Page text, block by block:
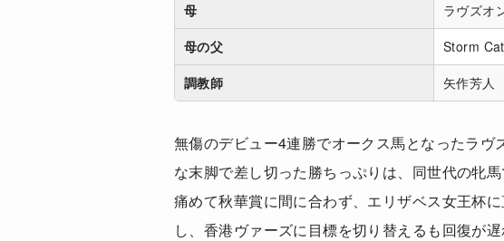
母
ラヴズオ
母の父
Storm Cat
調教師
矢作芳人
無傷のデビュー4連勝でオークス馬となったラ
な末脚で差し切った勝ちっぷりは、同世代の牝
痛めて秋華賞に間に合わず、エリザベス女王杯
し、香港ヴァーズに目標を切り替えるも回復が